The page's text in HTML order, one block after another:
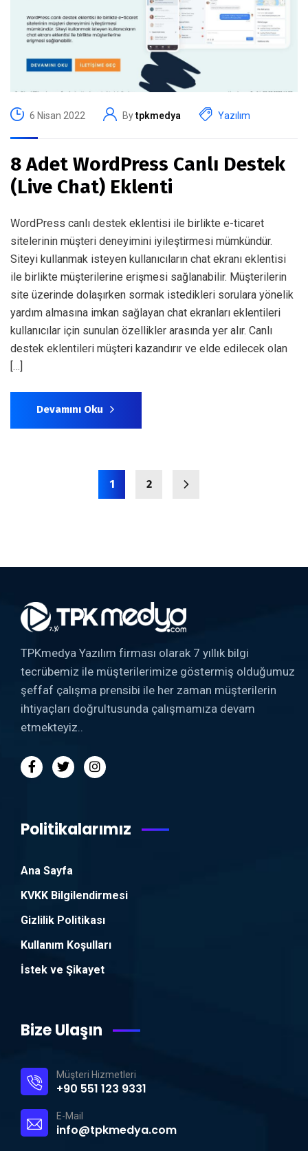
6 Nisan 2022 Bytpkmedya Yazılım
8 Adet WordPress Canlı Destek
(Live Chat) Eklenti
WordPress canlı destek eklentisi ile birlikte e-ticaret
sitelerinin müşteri deneyimini iyileştirmesi mümkündür.
Siteyi kullanmak isteyen kullanıcıların chat ekranı eklentisi
ile birlikte müşterilerine erişmesi sağlanabilir. Müşterilerin
site üzerinde dolaşırken sormak istedikleri sorulara yönelik
yardım almasına imkan sağlayan chat ekranları eklentileri
kullanıcılar için sunulan özellikler arasında yer alır. Canlı
destek eklentileri müşteri kazandırır ve elde edilecek olan
[…]
Devamını Oku
1 2
TPKmedya Yazılım firması olarak 7 yıllık bilgi
tecrübemiz ile müşterilerimize göstermiş olduğumuz
şeffaf çalışma prensibi ile her zaman müşterilerin
ihtiyaçları doğrultusunda çalışmamıza devam
etmekteyiz..
Politikalarımız
Ana Sayfa
KVKK Bilgilendirmesi
Gizlilik Politikası
Kullanım Koşulları
İstek ve Şikayet
Bize Ulaşın
Müşteri Hizmetleri
+90 551 123 9331
E-Mail
info@tpkmedya.com